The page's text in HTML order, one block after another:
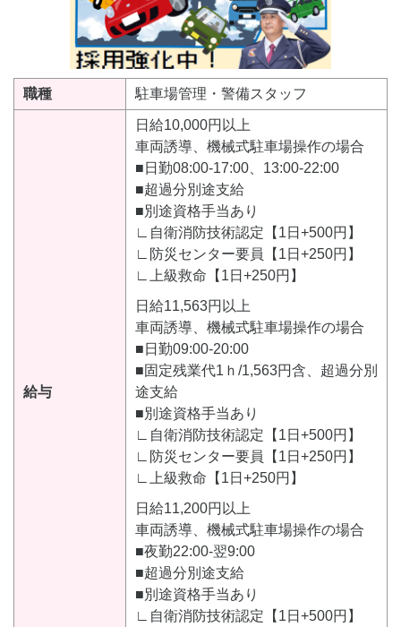
職種 駐車場管理・警備スタッフ
給与
日給10,000円以上
車両誘導、機械式駐車場操作の場合
■日勤08:00-17:00、13:00-22:00
■超過分別途支給
■別途資格手当あり
∟自衛消防技術認定【1日+500円】
∟防災センター要員【1日+250円】
∟上級救命【1日+250円】
日給11,563円以上
車両誘導、機械式駐車場操作の場合
■日勤09:00-20:00
■固定残業代1ｈ/1,563円含、超過分別
途支給
■別途資格手当あり
∟自衛消防技術認定【1日+500円】
∟防災センター要員【1日+250円】
∟上級救命【1日+250円】
日給11,200円以上
車両誘導、機械式駐車場操作の場合
■夜勤22:00-翌9:00
■超過分別途支給
■別途資格手当あり
∟自衛消防技術認定【1日+500円】